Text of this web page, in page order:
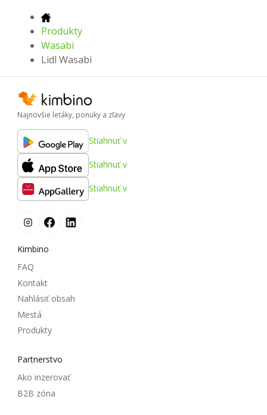
Produkty
Wasabi
Lidl Wasabi
Najnovšie letáky, ponuky a zľavy
Stiahnuť v
Stiahnuť v
Stiahnuť v
Kimbino
FAQ
Kontakt
Nahlásiť obsah
Mestá
Produkty
Partnerstvo
Ako inzerovať
B2B zóna